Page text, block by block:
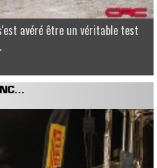
avéré être un véritable test